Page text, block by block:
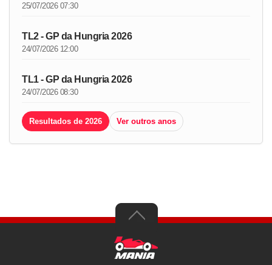
25/07/2026 07:30
TL2 - GP da Hungria 2026
24/07/2026 12:00
TL1 - GP da Hungria 2026
24/07/2026 08:30
Resultados de 2026 Ver outros anos